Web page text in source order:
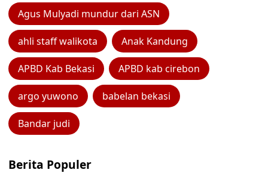
Agus Mulyadi mundur dari ASN
ahli staff walikota Anak Kandung
APBD Kab Bekasi APBD kab cirebon
argo yuwono babelan bekasi
Bandar judi
Berita Populer